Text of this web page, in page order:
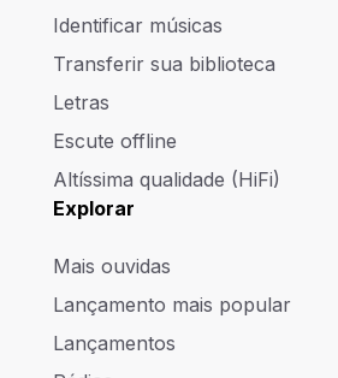
Identificar músicas
Transferir sua biblioteca
Letras
Escute offline
Altíssima qualidade (HiFi)
Explorar
Mais ouvidas
Lançamento mais popular
Lançamentos